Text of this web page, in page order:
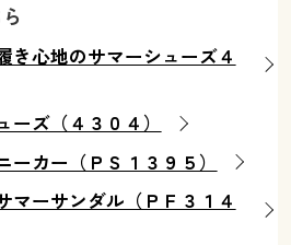
き心地のサマーシューズ４
ズ（４３０４）
ーカー（ＰＳ１３９５）
マーサンダル（ＰＦ３１４